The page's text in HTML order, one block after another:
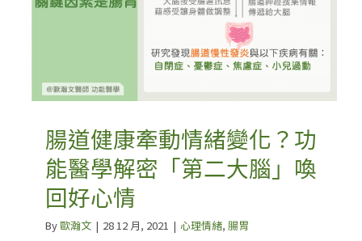
腸道健康牽動情緒變化？功
能醫學解密「第二大腦」喚
回好心情
By歐瀚文 | 28 12 月, 2021 | 心理情緒, 腸胃